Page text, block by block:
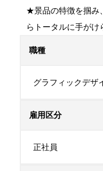
★景品の特徴を掴み
らトータルに手がけ
職種
グラフィックデザ
雇用区分
正社員